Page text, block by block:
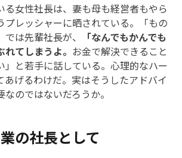
る女性社長は、妻も母も経営者もやら
プレッシャーに晒されている。「もの
は先輩社長が、
「なんでもかんでも
てしまうよ。 お金で解決できること
」と若手に話している。心理的なハー
あげるわけだ。実はそうしたアドバイ
のではないだろうか。
の社長として